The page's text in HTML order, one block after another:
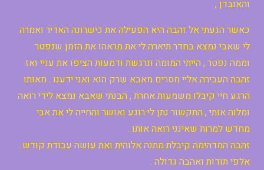
והאובדן ,
כאשר הגעתי אל זהבה היא הפעילה את כישרונה האדיר ואמרה
לי שאבי נמצא בחדר תיארה לי את מראהו את הזמן שנפטר
וממה נפטר , הייתי המומה ונרגשת ודמעות הציפו את עניי ואז
זהבה העבירה אליי מסרים מאבא שרק הוא ואני ידענו . מאותו
הרגע חיי קיבלו משמעות אחרת , הבנתי שאבא נמצא לידי רואה
ומלוה אותי , התקשור נתן לי רוגע ואושר והחייה לי את אבי
מחדש למרות שאינני רואה אותו .
זהבה המדהימה קיבלת מתנה אלוהית ואת עושה עבודת קודש .
אלפי תודות ואהבה גדולה .